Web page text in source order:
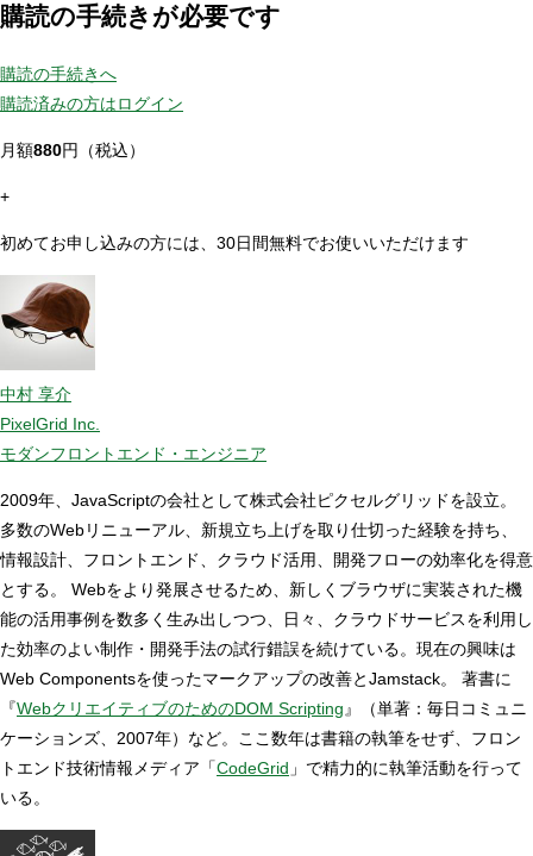
購読の手続きが必要です
購読の手続きへ
購読済みの方はログイン
月額880円（税込）
+
初めてお申し込みの方には、30日間無料でお使いいただけます
中村 享介
PixelGrid Inc.
モダンフロントエンド・エンジニア
2009年、JavaScriptの会社として株式会社ピクセルグリッドを設立。
多数のWebリニューアル、新規立ち上げを取り仕切った経験を持ち、
情報設計、フロントエンド、クラウド活用、開発フローの効率化を得意
とする。 Webをより発展させるため、新しくブラウザに実装された機
能の活用事例を数多く生み出しつつ、日々、クラウドサービスを利用し
た効率のよい制作・開発手法の試行錯誤を続けている。現在の興味は
Web Componentsを使ったマークアップの改善とJamstack。 著書に
『WebクリエイティブのためのDOM Scripting 』（単著：毎日コミュニ
ケーションズ、2007年）など。ここ数年は書籍の執筆をせず、フロン
トエンド技術情報メディア「CodeGrid 」で精力的に執筆活動を行って
いる。